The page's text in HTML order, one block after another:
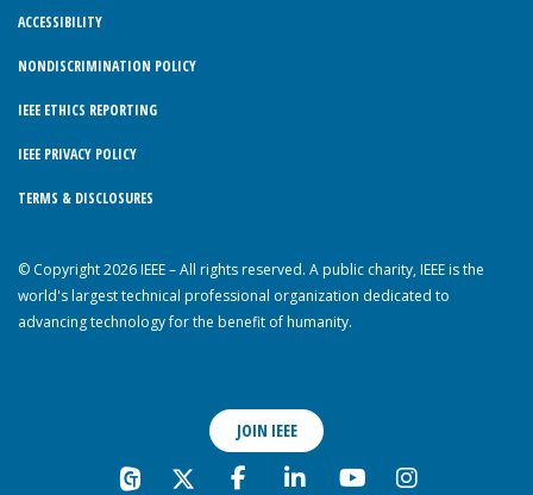
ACCESSIBILITY
NONDISCRIMINATION POLICY
IEEE ETHICS REPORTING
IEEE PRIVACY POLICY
TERMS & DISCLOSURES
© Copyright 2026 IEEE – All rights reserved. A public charity, IEEE is the
world's largest technical professional organization dedicated to
advancing technology for the benefit of humanity.
JOIN IEEE